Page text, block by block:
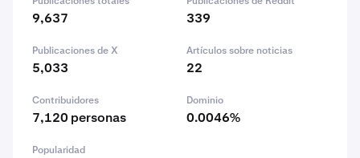
9,637 339
Publicaciones de X
5,033
Artículos sobre noticias
22
Contribuidores
7,120 personas
Dominio
0.0046%
Popularidad